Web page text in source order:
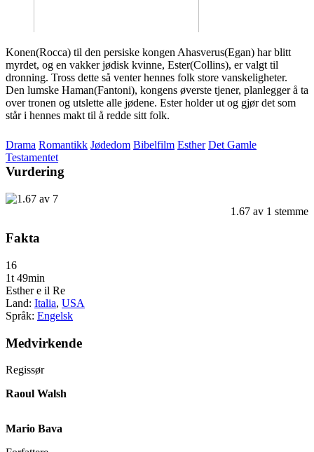
Konen(Rocca) til den persiske kongen Ahasverus(Egan) har blitt
myrdet, og en vakker jødisk kvinne, Ester(Collins), er valgt til
dronning. Tross dette så venter hennes folk store vanskeligheter.
Den lumske Haman(Fantoni), kongens øverste tjener, planlegger å ta
over tronen og utslette alle jødene. Ester holder ut og gjør det som
står i hennes makt til å redde sitt folk.
Drama Romantikk Jødedom Bibelfilm Esther Det Gamle
Testamentet
Vurdering
1.67 av 1 stemme
Fakta
16
1t 49min
Esther e il Re
Land: Italia, USA
Språk: Engelsk
Medvirkende
Regissør
Raoul Walsh
Mario Bava